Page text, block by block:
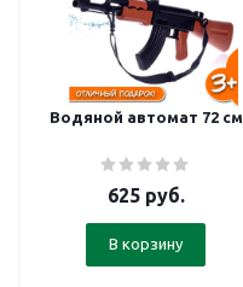
Водяной автомат 72 см
625руб.
В корзину